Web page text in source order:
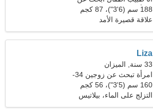
امرأة جذابة
188 سم (6'3")، 87 كجم
(191 رطلا)
علاقة قصيرة الأمد
Liza
33 سنة, الميزان
امرأة تبحث عن زوجين 34-
44
160 سم (5'3")، 56 كجم
(123 رطلا)
التزلج على الماء، بيلاتيس